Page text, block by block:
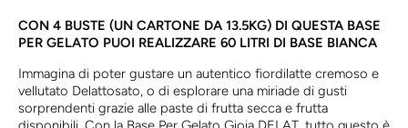
CON 4 BUSTE (UN CARTONE DA 13.5KG) DI QUESTA BASE
PER GELATO PUOI REALIZZARE 60 LITRI DI BASE BIANCA
Immagina di poter gustare un autentico fiordilatte cremoso e
vellutato Delattosato, o di esplorare una miriade di gusti
sorprendenti grazie alle paste di frutta secca e frutta